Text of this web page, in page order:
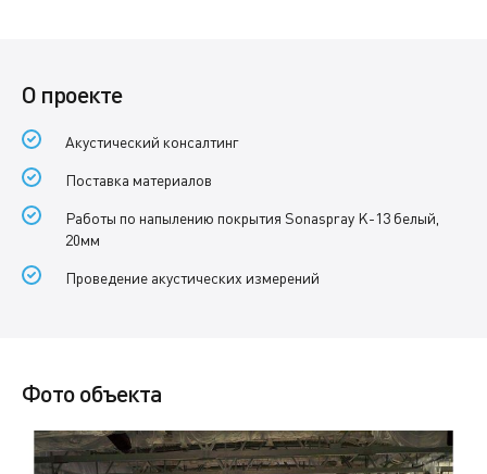
О проекте
Акустический консалтинг
Поставка материалов
Работы по напылению покрытия Sonaspray K-13 белый,
20мм
Проведение акустических измерений
Фото объекта